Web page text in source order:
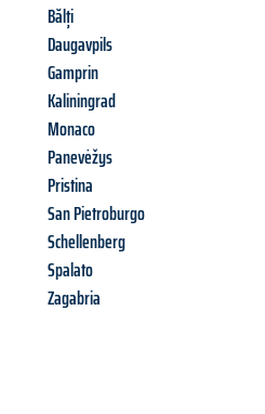
Bălți
Daugavpils
Gamprin
Kaliningrad
Monaco
Panevėžys
Pristina
San Pietroburgo
Schellenberg
Spalato
Zagabria